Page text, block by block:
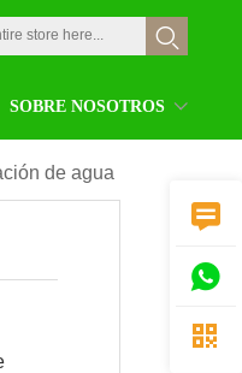
SOBRE NOSOTROS
de agua


